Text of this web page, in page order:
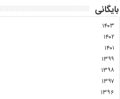
بایگانی
۱۴۰۳
۱۴۰۲
۱۴۰۱
۱۳۹۹
۱۳۹۸
۱۳۹۷
۱۳۹۶